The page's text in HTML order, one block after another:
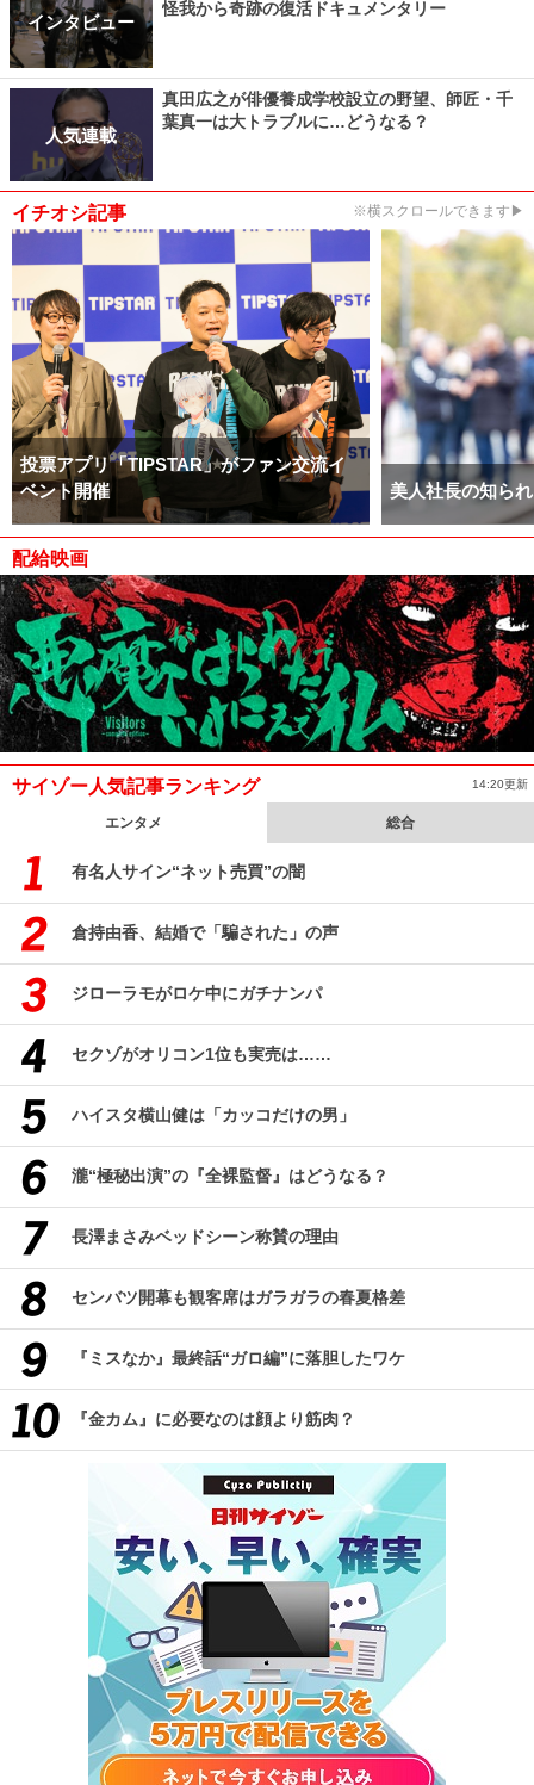
インタビュー
怪我から奇跡の復活ドキュメンタリー
人気連載
真田広之が俳優養成学校設立の野望、師匠・千
葉真一は大トラブルに…どうなる？
イチオシ記事 ※横スクロールできます▶
投票アプリ「TIPSTAR」がファン交流イ
ベント開催
美人社長の知ら
配給映画
サイゾー人気記事ランキング 14:20更新
エンタメ 総合
有名人サイン“ネット売買”の闇
倉持由香、結婚で「騙された」の声
ジローラモがロケ中にガチナンパ
セクゾがオリコン1位も実売は……
ハイスタ横山健は「カッコだけの男」
瀧“極秘出演”の『全裸監督』はどうなる？
長澤まさみベッドシーン称賛の理由
センバツ開幕も観客席はガラガラの春夏格差
『ミスなか』最終話“ガロ編”に落胆したワケ
『金カム』に必要なのは顔より筋肉？